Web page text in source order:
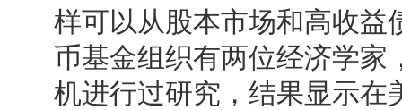
样可以从股本市场和高收益
币基金组织有两位经济学家
机进行过研究，结果显示在